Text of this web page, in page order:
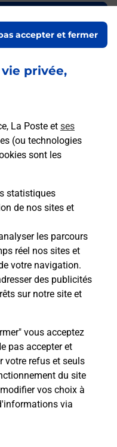
privée,
La Poste et ses
(ou technologies
sont les
statistiques
de nos sites et
les parcours
réel nos sites et
votre navigation.
des publicités
sur notre site et
vous acceptez
pas accepter et
votre refus et seuls
du site
vos choix à
via
accepter et fermer
MORVILLE LE HERON